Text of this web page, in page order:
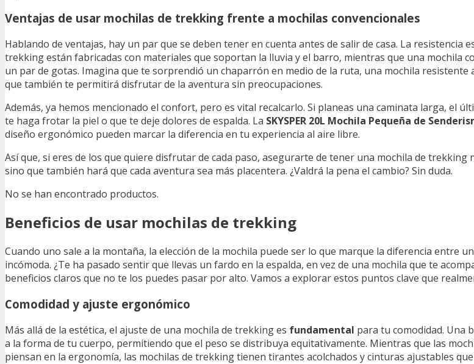
Ventajas de usar mochilas de trekking frente a mochilas convencionales
Hablando de ventajas, hay un par que se deben tener en cuenta antes de salir de casa. La resistencia
trekking están fabricadas con materiales que soportan la lluvia y el barro, mientras que una mochila
un par de gotas. Imagina que te sorprendió un chaparrón en medio de la ruta, una mochila
que también te permitirá disfrutar de la aventura sin preocupaciones.
Además, ya hemos mencionado el confort, pero es vital recalcarlo. Si planeas una caminata larga, el
te haga frotar la piel o que te deje dolores de espalda. La SKYSPER 20L Mochila Pequeña de
diseño ergonómico pueden marcar la diferencia en tu experiencia al aire libre.
Así que, si eres de los que quiere disfrutar de cada paso, asegurarte de tener una mochila de
sino que también hará que cada aventura sea más placentera. ¿Valdrá la pena el cambio? Sin duda.
No se han encontrado productos.
Beneficios de usar mochilas de trekking
Cuando uno sale a la montaña, la elección de la mochila puede ser lo que marque la diferencia entre
incómoda. ¿Te ha pasado sentir que llevas un fardo en la espalda, en vez de una mochila que te
beneficios claros que no te los puedes pasar por alto. Vamos a explorar estos puntos clave que
Comodidad y ajuste ergonómico
Más allá de la estética, el ajuste de una mochila de trekking es fundamental para tu comodidad. Una
a la forma de tu cuerpo, permitiendo que el peso se distribuya equitativamente. Mientras que las
piensan en la ergonomía, las mochilas de trekking tienen tirantes acolchados y cinturas ajustables